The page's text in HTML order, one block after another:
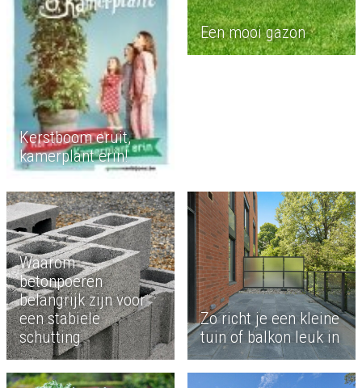
Kerstboom eruit,
kamerplant erin!
Een mooi gazon
Waarom
betonpoeren
belangrijk zijn voor
een stabiele
schutting
Zo richt je een kleine
tuin of balkon leuk in